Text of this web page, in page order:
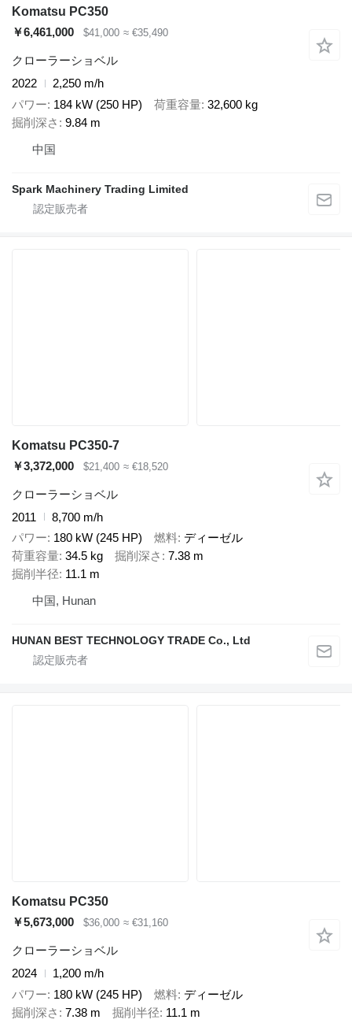
Komatsu PC350
￥6,461,000
$41,000 ≈ €35,490
クローラーショベル
2022
2,250 m/h
パワー 184 kW (250 HP) 荷重容量 32,600 kg
掘削深さ
9.84 m
中国
Spark Machinery Trading Limited
Komatsu PC350-7
￥3,372,000
$21,400 ≈ €18,520
クローラーショベル
2011
8,700 m/h
パワー 180 kW (245 HP) 燃料 ディーゼル
荷重容量 34.5 kg 掘削深さ
7.38 m
掘削半径 11.1 m
中国, Hunan
HUNAN BEST TECHNOLOGY TRADE Co., Ltd
Komatsu PC350
￥5,673,000
$36,000 ≈ €31,160
クローラーショベル
2024
1,200 m/h
パワー 180 kW (245 HP) 燃料 ディーゼル
掘削深さ
7.38 m 掘削半径 11.1 m